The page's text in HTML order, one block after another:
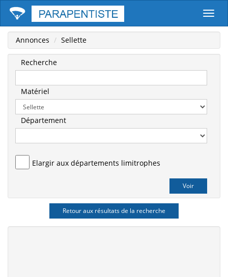
Annonces Sellette
Recherche
Matériel
Département
Elargir aux départements limitrophes
Retour aux résultats de la recherche